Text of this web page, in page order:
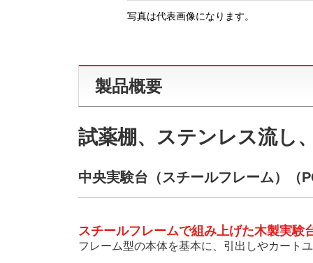
写真は代表画像になります。
製品概要
試薬棚、ステンレス流し
中央実験台（スチールフレーム）（
スチールフレームで組み上げた木製実験
フレーム型の本体を基本に、引出しやカート